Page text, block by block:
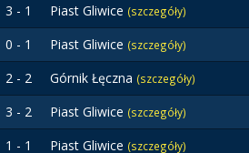
3 - 1 Piast Gliwice (szczegóły)
0 - 1 Piast Gliwice (szczegóły)
2 - 2 Górnik Łęczna (szczegóły)
3 - 2 Piast Gliwice (szczegóły)
1 - 1 Piast Gliwice (szczegóły)